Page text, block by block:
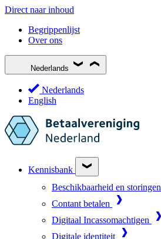
Direct naar inhoud
Begrippenlijst
Over ons
Nederlands
Nederlands
English
Kennisbank
Beschikbaarheid en storingen
Contant betalen
Digitaal Incassomachtigen
Digitale identiteit